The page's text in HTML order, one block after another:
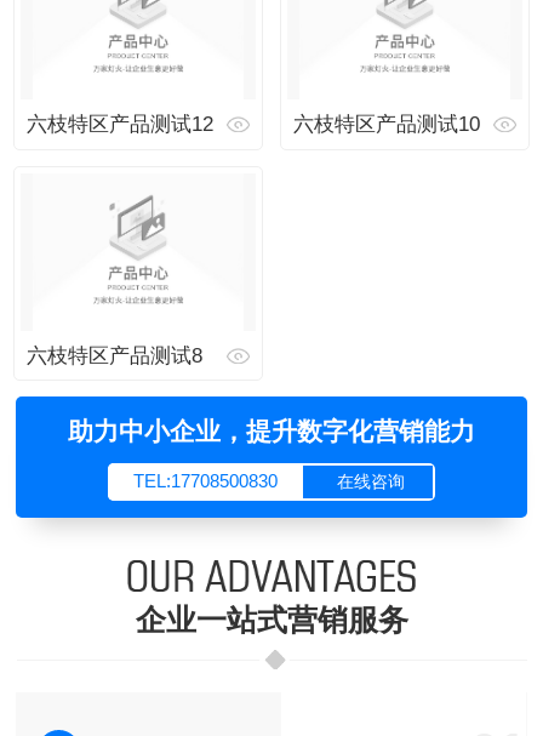
六枝特区产品测试12 六枝特区产品测试10
六枝特区产品测试8
助力中小企业，提升数字化营销能力
TEL:17708500830 在线咨询
企业一站式营销服务